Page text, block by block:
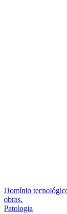
Domínio
obras.
Patologia